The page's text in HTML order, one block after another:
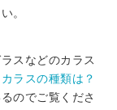
。
スなどのカラス
ラスの種類は？
のでご覧くださ